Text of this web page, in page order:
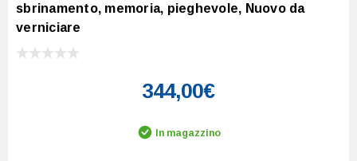
sbrinamento, memoria, pieghevole, Nuovo da
verniciare
344,00€
In magazzino